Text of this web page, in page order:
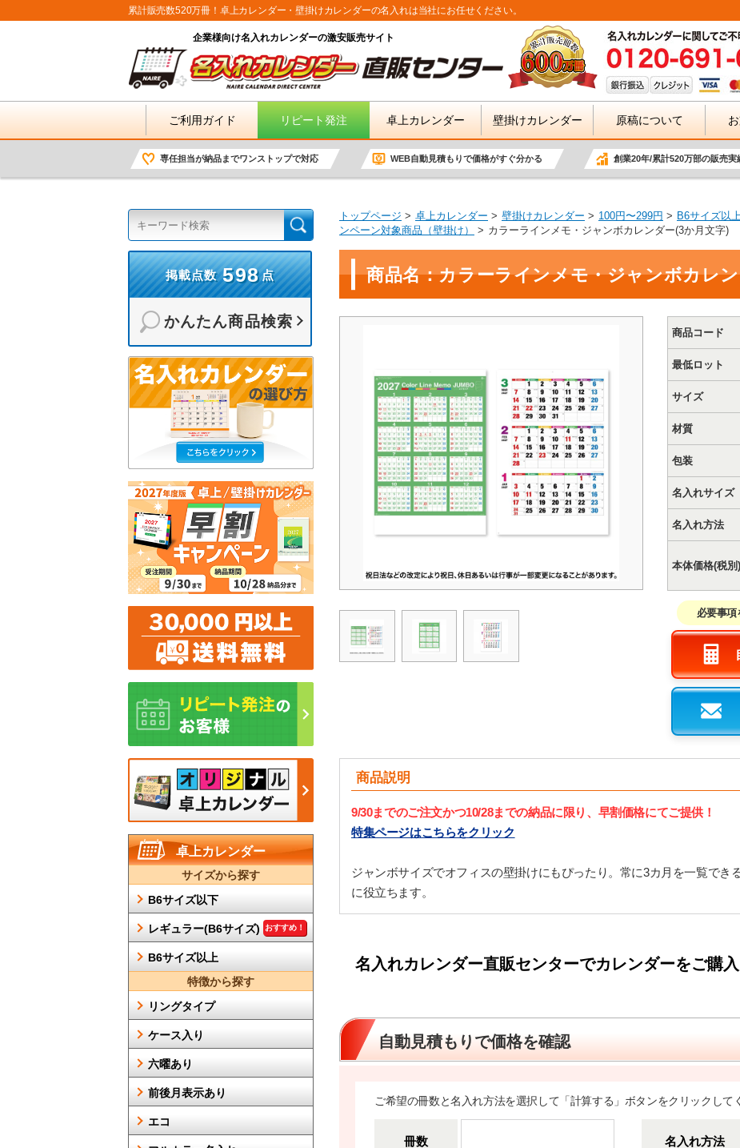
累計販売数520万冊！卓上カレンダー・壁掛けカレンダーの名入れは当社にお任せください。
企業様向け名入れカレンダーの激安販売サイト
ご利用ガイド リピート発注 卓上カレンダー 壁掛けカレンダー 原稿について
専任担当が納品までワンストップで対応 WEB自動見積もりで価格がすぐ分かる 創業20年/累計520万部の販売実
トップページ 卓上カレンダー 壁掛けカレンダー 100円〜299円 B6サイズ以
ンペーン対象商品（壁掛け）
カラーラインメモ・ジャンボカレンダー(3か月文字)
商品名：カラーラインメモ・ジャンボカレ
商品コード
最低ロット
サイズ
材質
包装
名入れサイズ
名入れ方法
本体価格(税別)
必要事
商品説明
9/30までのご注文かつ10/28までの納品に限り、早割価格にてご提供！
特集ページはこちらをクリック
ジャンボサイズでオフィスの壁掛けにもぴったり。常に3カ月を一覧でき
に役立ちます。
名入れカレンダー直販センターでカレンダーをご購
自動見積もりで価格を確認
ご希望の冊数と名入れ方法を選択して「計算する」ボタンをクリックして
冊数 名入れ方法
掲載点数 598点
かんたん商品検索
卓上カレンダー
サイズから探す
B6サイズ以下
レギュラー(B6サイズ) おすすめ！
B6サイズ以上
特徴から探す
リングタイプ
ケース入り
六曜あり
前後月表示あり
エコ